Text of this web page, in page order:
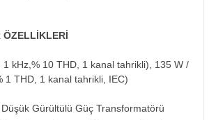
ÖZELLİKLERİ
kHz,% 10 THD, 1 kanal tahrikli), 135 W /
1 THD, 1 kanal tahrikli, IEC)
Düşük Gürültülü Güç Transformatörü